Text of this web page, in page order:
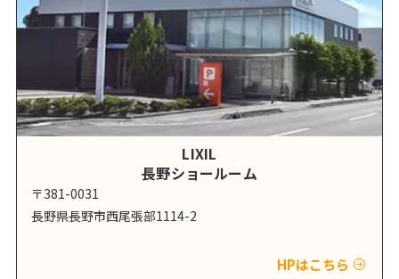
LIXIL
長野ショールーム
〒381-0031
長野県長野市西尾張部1114-2
HPはこちら